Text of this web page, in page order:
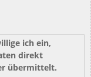
ich ein,
direkt
übermittelt.